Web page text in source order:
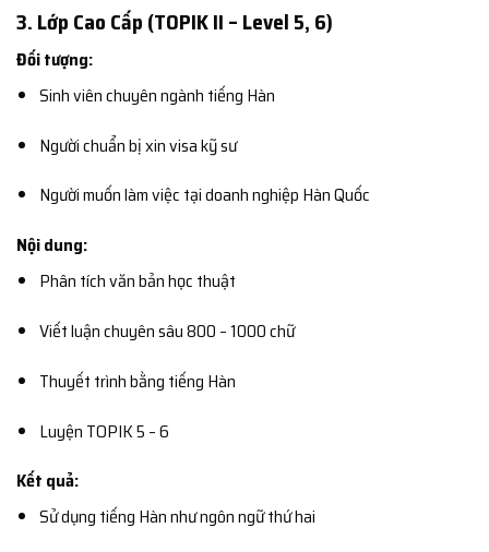
3. Lớp Cao Cấp (TOPIK II – Level 5, 6)
Đối tượng:
Sinh viên chuyên ngành tiếng Hàn
Người chuẩn bị xin visa kỹ sư
Người muốn làm việc tại doanh nghiệp Hàn Quốc
Nội dung:
Phân tích văn bản học thuật
Viết luận chuyên sâu 800 – 1000 chữ
Thuyết trình bằng tiếng Hàn
Luyện TOPIK 5 – 6
Kết quả:
Sử dụng tiếng Hàn như ngôn ngữ thứ hai